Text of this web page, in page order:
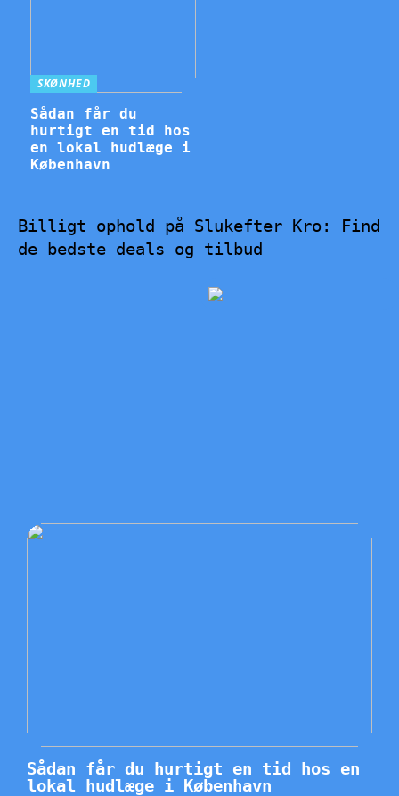
SKØNHED
Sådan får du
hurtigt en tid hos
en lokal hudlæge i
København
Billigt ophold på Slukefter Kro: Find
de bedste deals og tilbud
Sådan får du hurtigt en tid hos en
lokal hudlæge i København